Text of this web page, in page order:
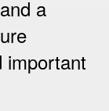
a
important